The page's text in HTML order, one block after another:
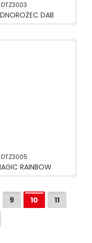
DAB
RAINBOW
9 10
11